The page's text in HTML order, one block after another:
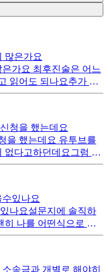
많은가요
가요 최후진술은 어느
읽어도 되나요추가 자
고 가야하나요?원고는
면 불리하지 않을까
제출하간했는데요
청을 했는데요
을 했는데요 유투브를
없다고하던데요그럼 노
가 있을까요특히 경기
요
있나요
나요설문지에 솔직하
히 나를 어떤식으로 평
수도있잖아요문항수
것같더라구요
송금과 개별로 해야히